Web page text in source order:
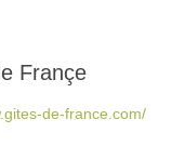
Françe
gites-de-france .com/